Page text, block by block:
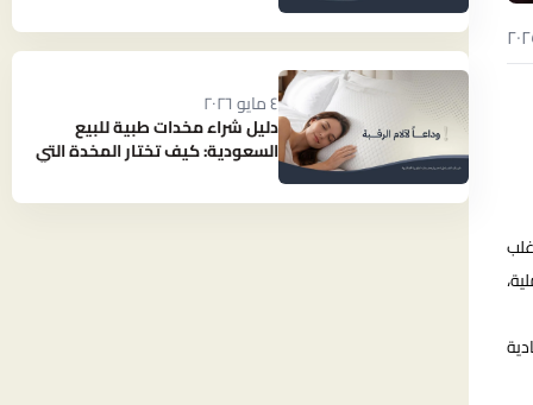
٤ مايو ٢٠٢٦
دليل شراء مخدات طبية للبيع
السعودية: كيف تختار المخدة التي